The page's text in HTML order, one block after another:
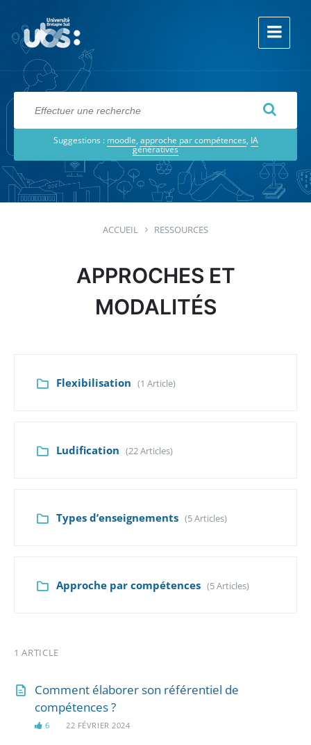
contenu
navigation
principale
footer
RECHERCHES
Suggestions : moodle, approche par compétences, IA
génératives
ACCUEIL RESSOURCES
APPROCHES ET
MODALITÉS
Flexibilisation (1 Article)
Ludification (22 Articles)
Types d’enseignements (5 Articles)
Approche par compétences (5 Articles)
1 ARTICLE
Comment élaborer son référentiel de
compétences ?
6 22 FÉVRIER 2024